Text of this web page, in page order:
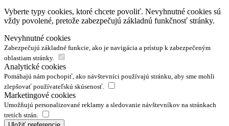
Vyberte typy cookies, ktoré chcete povoliť. Nevyhnutné cookies sú
vždy povolené, pretože zabezpečujú základnú funkčnosť stránky.
Nevyhnutné cookies
Zabezpečujú základné funkcie, ako je navigácia a prístup k zabezpečeným
oblastiam stránky.
Analytické cookies
Pomáhajú nám pochopiť, ako návštevníci používajú stránku, aby sme mohli
zlepšovať používateľskú skúsenosť.
Marketingové cookies
Umožňujú personalizované reklamy a sledovanie návštevníkov na stránkach
tretích strán.